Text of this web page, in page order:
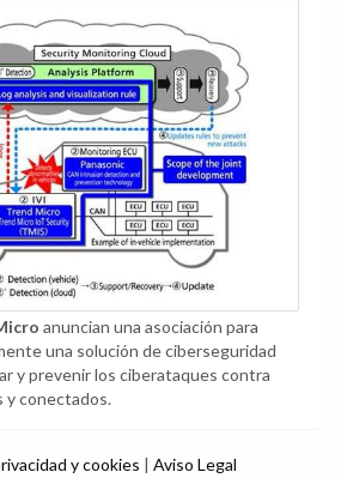
anuncian una asociación para
una solución de ciberseguridad
y prevenir los ciberataques contra
y conectados.
y cookies | Aviso Legal